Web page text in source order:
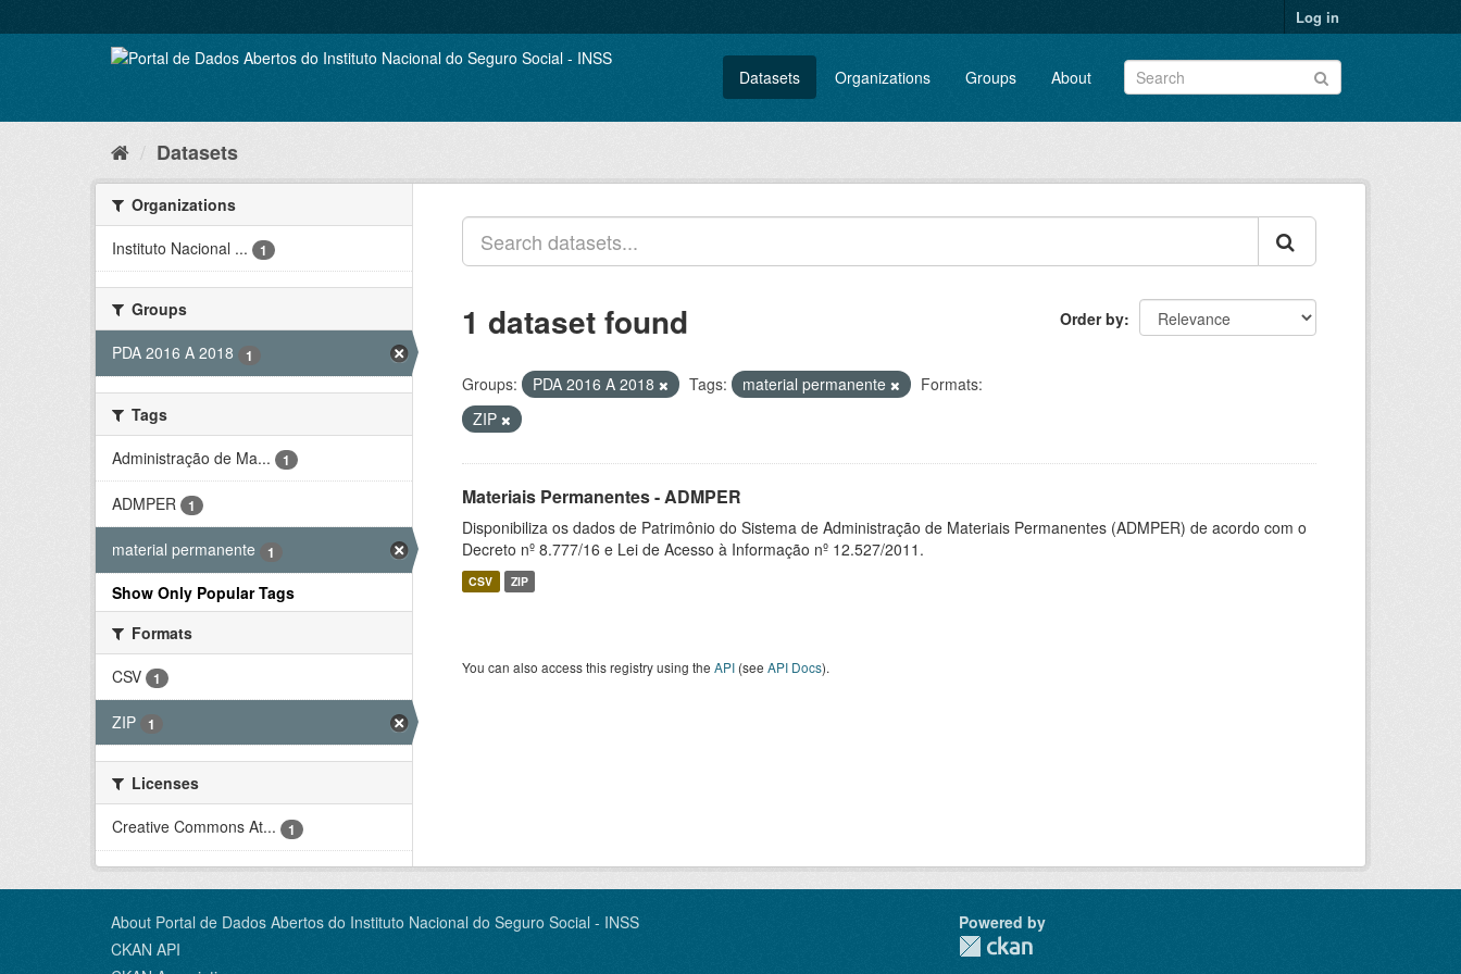
to
Log in
Datasets Organizations Groups About
Datasets
Organizations
Instituto Nacional ...
1
Groups
PDA 2016 A 2018
1
Tags
Administração de Ma...
1
ADMPER 1
material permanente 1
Show Only Popular Tags
Formats
CSV
1
ZIP 1
Licenses
Creative Commons At...
1
Order by
1 dataset found
Groups: PDA 2016 A 2018 Tags: material permanente
Formats:
ZIP
Materiais Permanentes - ADMPER
Disponibiliza os dados de Patrimônio do Sistema de Administração de Materiais Permanentes (ADMPER) de acordo com o
Decreto nº 8.777/16 e Lei de Acesso à Informação nº 12.527/2011.
CSV ZIP
You can also access this registry using the API (see API Docs).
About Portal de Dados Abertos do Instituto Nacional do Seguro Social - INSS
CKAN API
Powered by